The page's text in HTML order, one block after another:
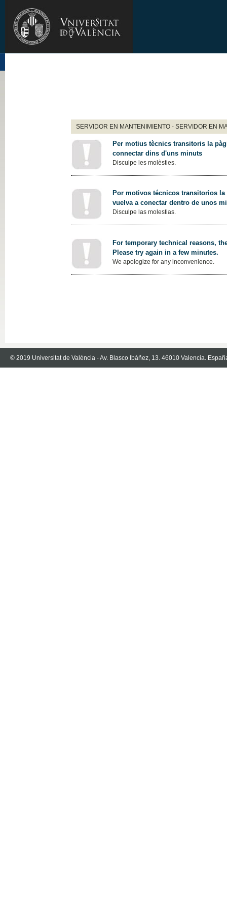
SERVIDOR EN MANTENIMIENTO - SERVIDOR EN
Per motius tècnics transitoris la
connectar dins d'uns minuts
Disculpe les molèsties.
Por motivos técnicos transitorios
vuelva a conectar dentro de unos
Disculpe las molestias.
For temporary technical reasons,
Please try again in a few minutes.
We apologize for any inconvenience.
© 2019 Universitat de València - Av. Blasco Ibáñez, 13. 46010 Valencia.